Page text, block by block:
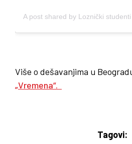
Više o dešavanjima u
„Vremena“.
Tagovi: